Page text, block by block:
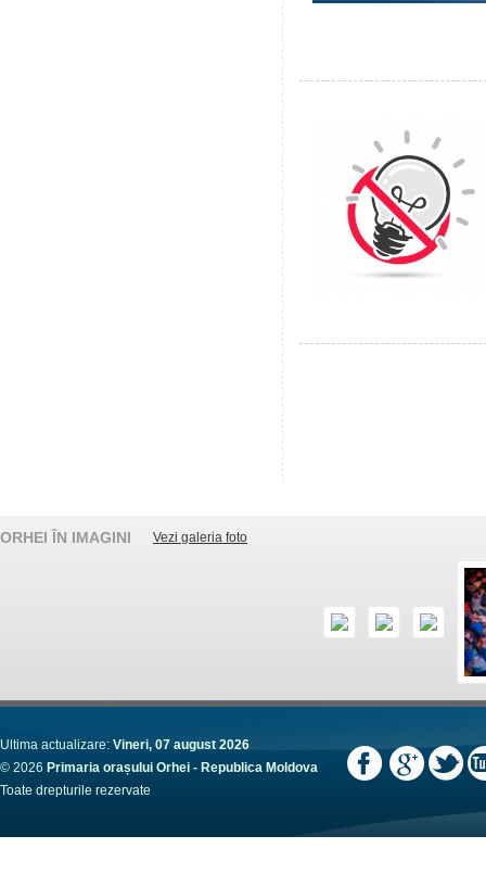
ORHEI ÎN IMAGINI Vezi galeria foto
Ultima actualizare: Vineri, 07 august 2026
© 2026 Primaria orașului Orhei - Republica Moldova
Toate drepturile rezervate